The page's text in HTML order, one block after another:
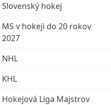
Slovenský hokej
MS v hokeji do 20 rokov
2027
NHL
KHL
Hokejová Liga Majstrov
na začiatku zápasov
opatreniam a
hokejok o ľad 30
@hcslovanba
@hkdukla